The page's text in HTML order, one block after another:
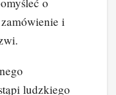
i
ludzkiego